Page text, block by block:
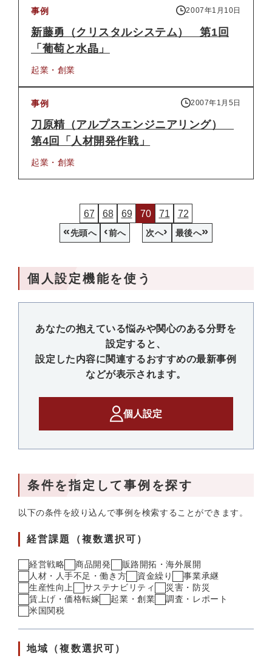
事例 2007年1月10日
新藤勇（クリスタルシステム） 第1回
「葡萄と水晶」
起業・創業
事例 2007年1月5日
刀原精（アルプスエンジニアリング）
第4回「人材開発作戦」
起業・創業
«先頭へ ‹前へ
67 68 69 70 71 72
次へ› 最後へ»
個人設定機能を使う
あなたの抱えている悩みや関心のある分野を
設定すると、
設定した内容に関連するおすすめの最新事例
などが表示されます。
個人設定
条件を指定して事例を探す
以下の条件を絞り込んで事例を検索することができます。
経営課題（複数選択可）
経営戦略 商品開発
販路開拓・海外展開
人材・人手不足・働き方
資金繰り
事業承継
生産性向上
サステナビリティ
災害・防災
賃上げ・価格転嫁
起業・創業
調査・レポート
米国関税
地域（複数選択可）